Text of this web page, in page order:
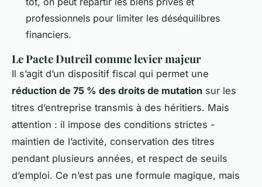
professionnels pour limiter les déséquilibres
financiers.
Le Pacte Dutreil comme levier majeur
Il s’agit d’un dispositif fiscal qui permet une
réduction de 75 % des droits de mutation sur les
titres d’entreprise transmis à des héritiers. Mais
attention : il impose des conditions strictes -
maintien de l’activité, conservation des titres
pendant plusieurs années, et respect de seuils
d’emploi. Ce n’est pas une formule magique, mais